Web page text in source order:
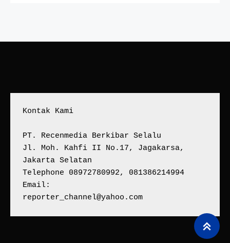
Kontak Kami
PT. Recenmedia Berkibar Selalu
Jl. Moh. Kahfi II No.17, Jagakarsa,
Jakarta Selatan
Telephone 08972780992, 081386214994
Email:
reporter_channel@yahoo.com